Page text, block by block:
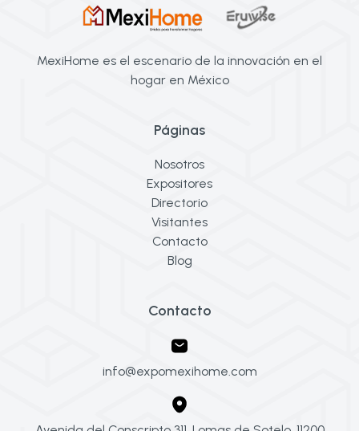
MexiHome es el escenario de la innovación en el
hogar en México
Páginas
Nosotros
Expositores
Directorio
Visitantes
Contacto
Blog
Contacto
info@expomexihome.com